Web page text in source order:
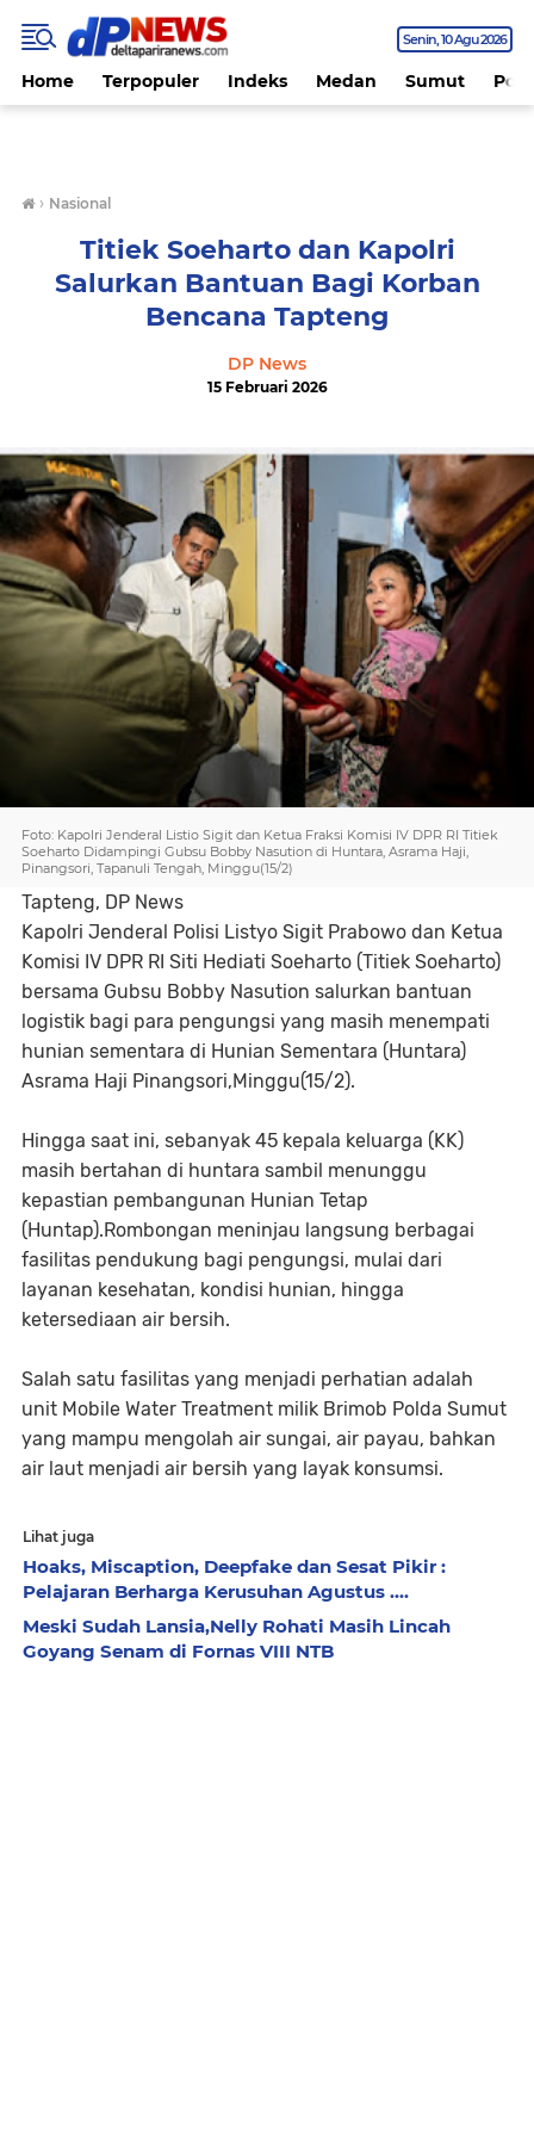
Senin 10 Agu 2026
Home Terpopuler Indeks Medan Sumut
› Nasional
Titiek Soeharto dan Kapolri
Salurkan Bantuan Bagi Korban
Bencana Tapteng
DP News
15 Februari 2026
Foto: Kapolri Jenderal Listio Sigit dan Ketua Fraksi Komisi IV DPR RI Titiek
Soeharto Didampingi Gubsu Bobby Nasution di Huntara, Asrama Haji,
Pinangsori, Tapanuli Tengah, Minggu(15/2)
Tapteng, DP News
Kapolri Jenderal Polisi Listyo Sigit Prabowo dan Ketua
Komisi IV DPR RI Siti Hediati Soeharto (Titiek Soeharto)
bersama Gubsu Bobby Nasution salurkan bantuan
logistik bagi para pengungsi yang masih menempati
hunian sementara di Hunian Sementara (Huntara)
Asrama Haji Pinangsori,Minggu(15/2).
Hingga saat ini, sebanyak 45 kepala keluarga (KK)
masih bertahan di huntara sambil menunggu
kepastian pembangunan Hunian Tetap
(Huntap).Rombongan meninjau langsung berbagai
fasilitas pendukung bagi pengungsi, mulai dari
layanan kesehatan, kondisi hunian, hingga
ketersediaan air bersih.
Salah satu fasilitas yang menjadi perhatian adalah
unit Mobile Water Treatment milik Brimob Polda Sumut
yang mampu mengolah air sungai, air payau, bahkan
air laut menjadi air bersih yang layak konsumsi.
Lihat juga
Hoaks, Miscaption, Deepfake dan Sesat Pikir :
Pelajaran Berharga Kerusuhan Agustus ....
Meski Sudah Lansia,Nelly Rohati Masih Lincah
Goyang Senam di Fornas VIII NTB